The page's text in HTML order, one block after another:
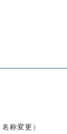
称変更）